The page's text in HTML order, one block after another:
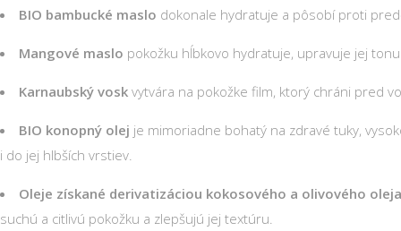
BIO bambucké maslo dokonale hydratuje a pôsobí proti
Mangové maslo pokožku hĺbkovo hydratuje, upravuje jej
Karnaubský vosk vytvára na pokožke film, ktorý chráni pred
BIO konopný olej je mimoriadne bohatý na zdravé tuky,
i do jej hlbších vrstiev.
Oleje získané derivatizáciou kokosového a olivového oleja
suchú a citlivú pokožku a zlepšujú jej textúru.